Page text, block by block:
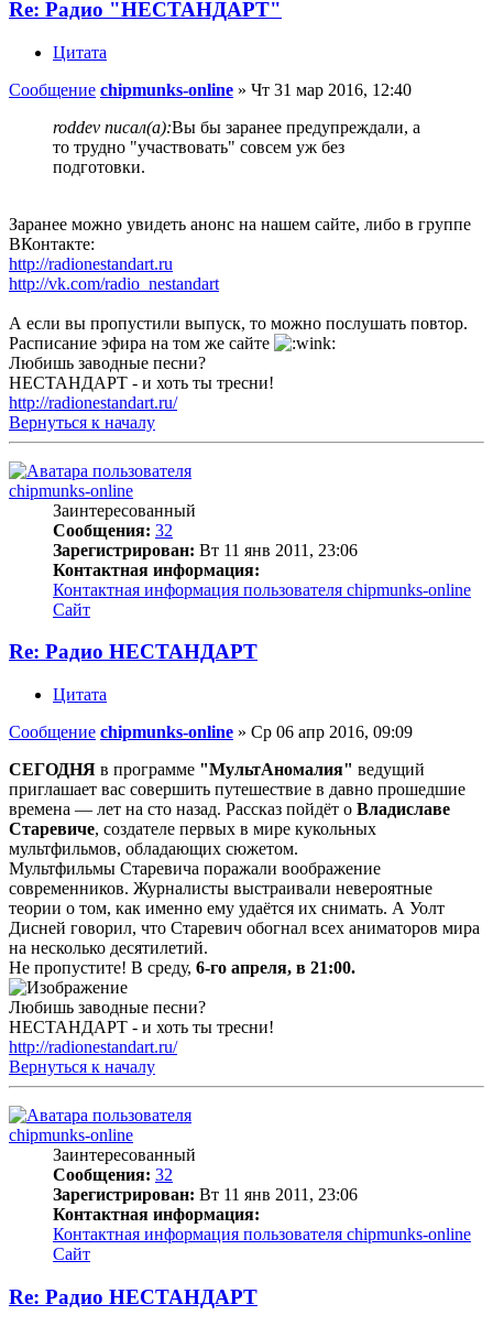
Re: Радио "НЕСТАНДАРТ"
Цитата
Сообщение chipmunks-online » Чт 31 мар 2016, 12:40
roddev писал(а):Вы бы заранее предупреждали, а
то трудно "участвовать" совсем уж без
подготовки.
Заранее можно увидеть анонс на нашем сайте, либо в группе
ВКонтакте:
http://radionestandart.ru
http://vk.com/radio_nestandart
А если вы пропустили выпуск, то можно послушать повтор.
Расписание эфира на том же сайте
Любишь заводные песни?
НЕСТАНДАРТ - и хоть ты тресни!
http://radionestandart.ru/
Вернуться к началу
chipmunks-online
Заинтересованный
Сообщения: 32
Зарегистрирован: Вт 11 янв 2011, 23:06
Контактная информация:
Контактная информация пользователя chipmunks-online
Сайт
Re: Радио НЕСТАНДАРТ
Цитата
Сообщение chipmunks-online » Ср 06 апр 2016, 09:09
СЕГОДНЯ в программе "МультАномалия" ведущий
приглашает вас совершить путешествие в давно прошедшие
времена — лет на сто назад. Рассказ пойдёт о Владиславе
Старевиче, создателе первых в мире кукольных
мультфильмов, обладающих сюжетом.
Мультфильмы Старевича поражали воображение
современников. Журналисты выстраивали невероятные
теории о том, как именно ему удаётся их снимать. А Уолт
Дисней говорил, что Старевич обогнал всех аниматоров мира
на несколько десятилетий.
Не пропустите! В среду, 6-го апреля, в 21:00.
Любишь заводные песни?
НЕСТАНДАРТ - и хоть ты тресни!
http://radionestandart.ru/
Вернуться к началу
chipmunks-online
Заинтересованный
Сообщения: 32
Зарегистрирован: Вт 11 янв 2011, 23:06
Контактная информация:
Контактная информация пользователя chipmunks-online
Сайт
Re: Радио НЕСТАНДАРТ